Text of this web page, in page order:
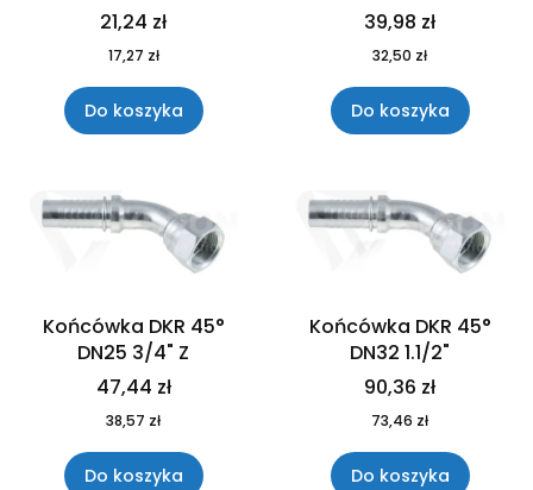
21,24 zł
17,27 zł
Do koszyka
39,98 zł
32,50 zł
Do koszyka
Końcówka DKR 45°
DN25 3/4" Z
47,44 zł
38,57 zł
Do koszyka
Końcówka DKR 45°
DN32 1.1/2"
90,36 zł
73,46 zł
Do koszyka